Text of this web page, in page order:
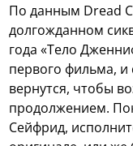
По данным Dread
долгожданном
года «Тело
первого фильма, и
вернутся, чтобы
продолжением.
Сейфрид,